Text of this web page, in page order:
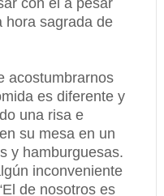
con él a pesar
hora sagrada de
acostumbrarnos
es diferente y
una risa e
su mesa en un
y hamburguesas.
inconveniente
de nosotros es